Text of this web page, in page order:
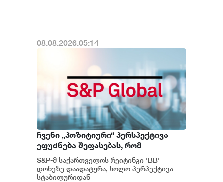
08.08.2026.05:14
ჩვენი „პოზიტიური“ პერსპექტივა
ეფუძნება შეფასებას, რომ
საქართველოს მაკროეკონომიკური
ფუნდამენტური მაჩვენებლების
მდგრადი გაძლიერების ტენდენცია
S&P-მ საქართველოს რეიტინგი 'BB'
დონეზე დაადატურა, ხოლო პერპექტივა
სტაბილურიდან